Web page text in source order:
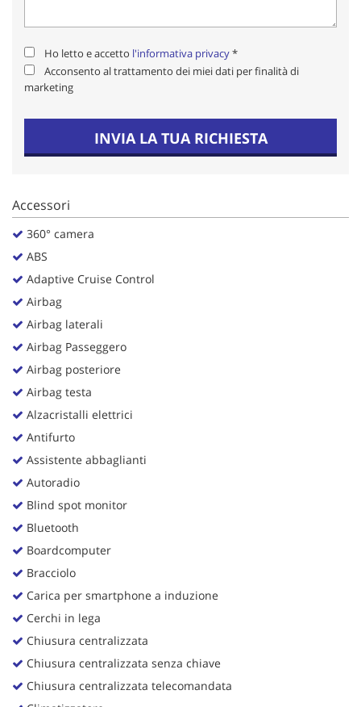
Ho letto e accetto l'informativa privacy*
Acconsento al trattamento dei miei dati per finalità di
marketing
INVIA LA TUA RICHIESTA
Accessori
360° camera
ABS
Adaptive Cruise Control
Airbag
Airbag laterali
Airbag Passeggero
Airbag posteriore
Airbag testa
Alzacristalli elettrici
Antifurto
Assistente abbaglianti
Autoradio
Blind spot monitor
Bluetooth
Boardcomputer
Bracciolo
Carica per smartphone a induzione
Cerchi in lega
Chiusura centralizzata
Chiusura centralizzata senza chiave
Chiusura centralizzata telecomandata
impostazioni